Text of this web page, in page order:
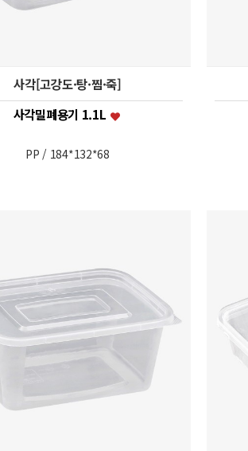
사각[고강도·탕·찜·죽]
사각밀폐용기 1.1L
PP / 184*132*68